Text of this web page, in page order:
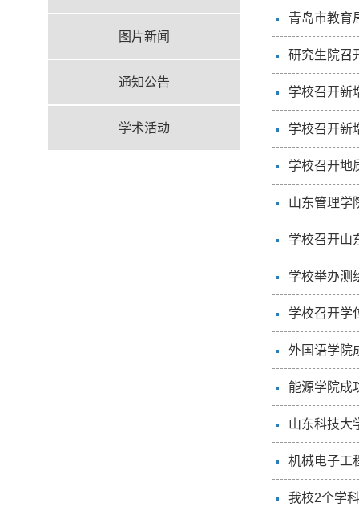
图片新闻
通知公告
学术活动
青岛市教育
研究生院召
学校召开新
学校召开新
学校召开地
山东管理学
学校召开山
学校举办测
学校召开学
外国语学院
能源学院成
山东科技大
机械电子工
我校2个学